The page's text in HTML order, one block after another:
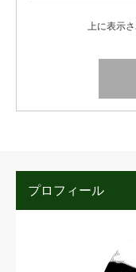
上に表示
プロフィール